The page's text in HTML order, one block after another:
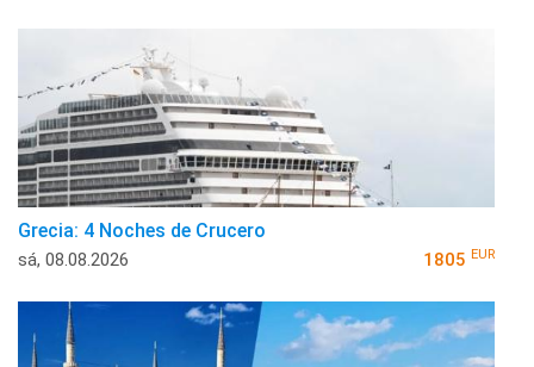
Grecia: 4 Noches de Crucero
sá, 08.08.2026 1805 EUR